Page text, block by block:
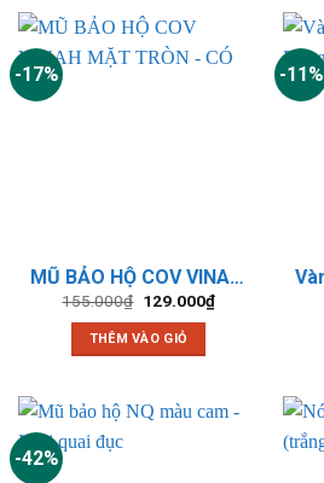
-17%
MŨ BẢO HỘ COV VINAH MẶT TRÒN – CÓ XỐP
155.000₫ Giá
là:
155.000₫.
129.000₫Giá
hiện
THÊM VÀO GIỎ
-11%
-42%